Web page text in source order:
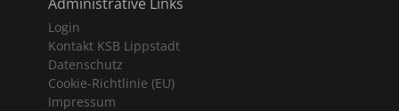
Login
Kontakt KSB Lippstadt
Datenschutz
Cookie-Richtlinie (EU)
Impressum